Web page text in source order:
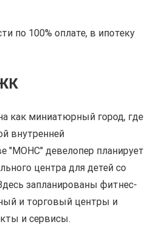
по 100% оплате, в ипотеку
как миниатюрный город, где
внутренней
"МОНС" девелопер планирует
центра для детей со
запланированы фитнес-
и торговый центры и
и сервисы.